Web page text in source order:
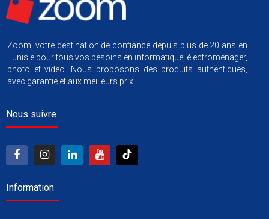
Zoom, votre destination de confiance depuis plus de 20 ans en
Tunisie pour tous vos besoins en informatique, électroménager,
photo et vidéo. Nous proposons des produits authentiques,
avec garantie et aux meilleurs prix.
Nous suivre
Information